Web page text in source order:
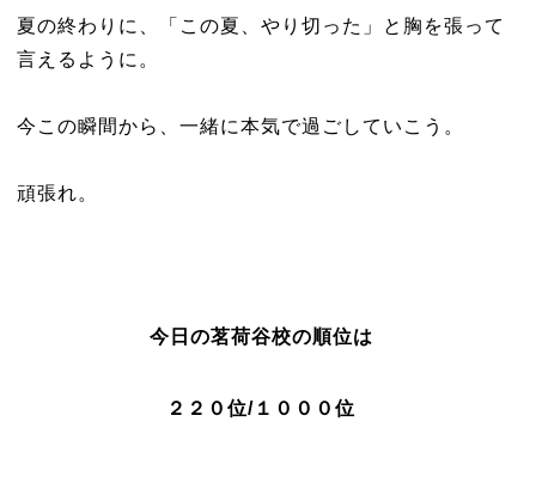
夏の終わりに、「この夏、やり切った」と胸を張って
言えるように。
今この瞬間から、一緒に本気で過ごしていこう。
頑張れ。
今日の茗荷谷校の順位は
２２０位/１０００位